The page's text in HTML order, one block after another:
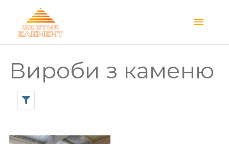
Main
Вироби з каменю